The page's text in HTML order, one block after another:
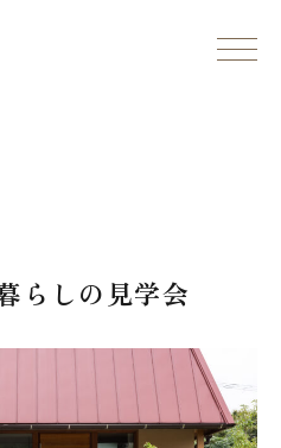
らしの見学会